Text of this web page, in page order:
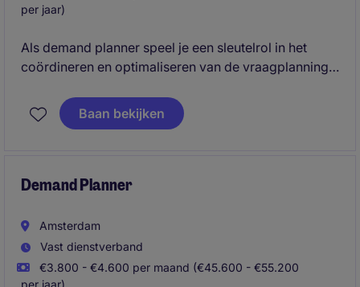
per jaar)
Als demand planner speel je een sleutelrol in het
coördineren en optimaliseren van de vraagplanning.
klanten tijdig worden bediend.
Baan bekijken
Demand Planner
Amsterdam
Vast dienstverband
€3.800 - €4.600 per maand (€45.600 - €55.200
per jaar)